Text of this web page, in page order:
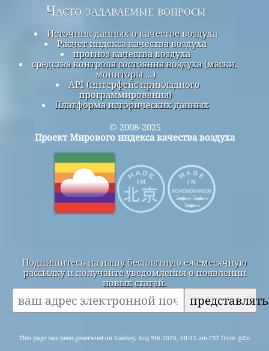
Часто задаваемые вопросы
Источник данных о качестве воздуха
Расчет индекса качества воздуха
прогноз качества воздуха
средства контроля состояния воздуха (маски,
мониторы ...)
API (интерфейс прикладного
программирования)
Платформа исторических данных
© 2008-2025
Проект Мирового индекса качества воздуха
Подпишитесь на нашу бесплатную ежемесячную
рассылку и получайте уведомления о появлении
новых статей.
This page has been generated on Sunday, Aug 9th 2026, 00:33 am CST from jp2n